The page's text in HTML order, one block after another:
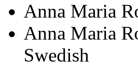
Anna Maria
Anna Maria
Swedish